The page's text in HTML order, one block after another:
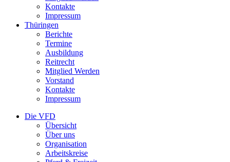
Kontakte
Impressum
Thüringen
Berichte
Termine
Ausbildung
Reitrecht
Mitglied Werden
Vorstand
Kontakte
Impressum
Die VFD
Übersicht
Über uns
Organisation
Arbeitskreise